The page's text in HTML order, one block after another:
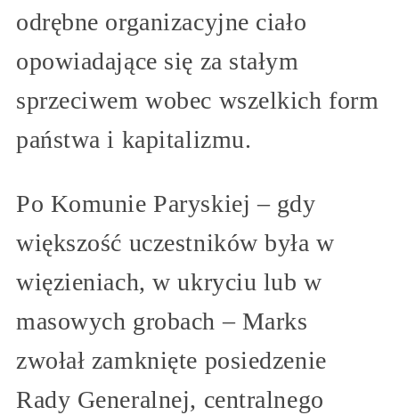
odrębne organizacyjne ciało
opowiadające się za stałym
sprzeciwem wobec wszelkich form
państwa i kapitalizmu.
Po Komunie Paryskiej – gdy
większość uczestników była w
więzieniach, w ukryciu lub w
masowych grobach – Marks
zwołał zamknięte posiedzenie
Rady Generalnej, centralnego